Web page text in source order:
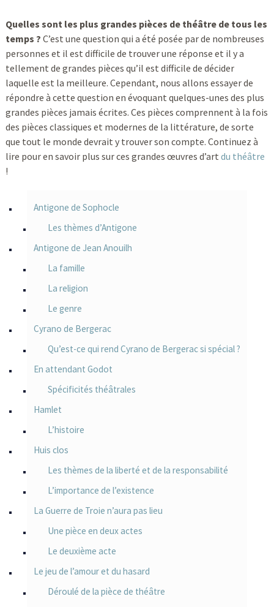
Quelles sont les plus grandes pièces de théâtre de tous les
temps ? C’est une question qui a été posée par de nombreuses
personnes et il est difficile de trouver une réponse et il y a
tellement de grandes pièces qu’il est difficile de décider
laquelle est la meilleure. Cependant, nous allons essayer de
répondre à cette question en évoquant quelques-unes des plus
grandes pièces jamais écrites. Ces pièces comprennent à la fois
des pièces classiques et modernes de la littérature, de sorte
que tout le monde devrait y trouver son compte. Continuez à
lire pour en savoir plus sur ces grandes œuvres d’art du théâtre
!
Antigone de Sophocle
Les thèmes d’Antigone
Antigone de Jean Anouilh
La famille
La religion
Le genre
Cyrano de Bergerac
Qu’est-ce qui rend Cyrano de Bergerac si spécial ?
En attendant Godot
Spécificités théâtrales
Hamlet
L’histoire
Huis clos
Les thèmes de la liberté et de la responsabilité
L’importance de l’existence
La Guerre de Troie n’aura pas lieu
Une pièce en deux actes
Le deuxième acte
Le jeu de l’amour et du hasard
Déroulé de la pièce de théâtre